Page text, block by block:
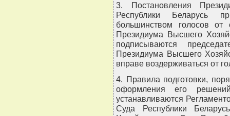
3. Постановления
Республики Беларусь
большинством голосов от
Президиума Высшего
подписываются
Президиума Высшего
вправе воздерживаться от
4. Правила подготовки,
оформления его
устанавливаются
Суда Республики